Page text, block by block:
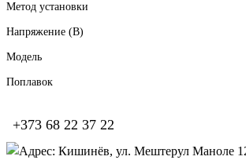
Метод установки
Напряжение (В)
Модель
Поплавок
+373 68 22 37 22